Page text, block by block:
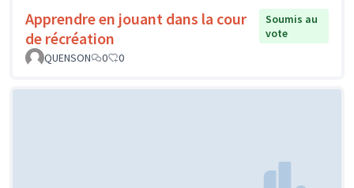
Apprendre en jouant dans la cour
de récréation
Soumis au
vote
QUENSON
0 0